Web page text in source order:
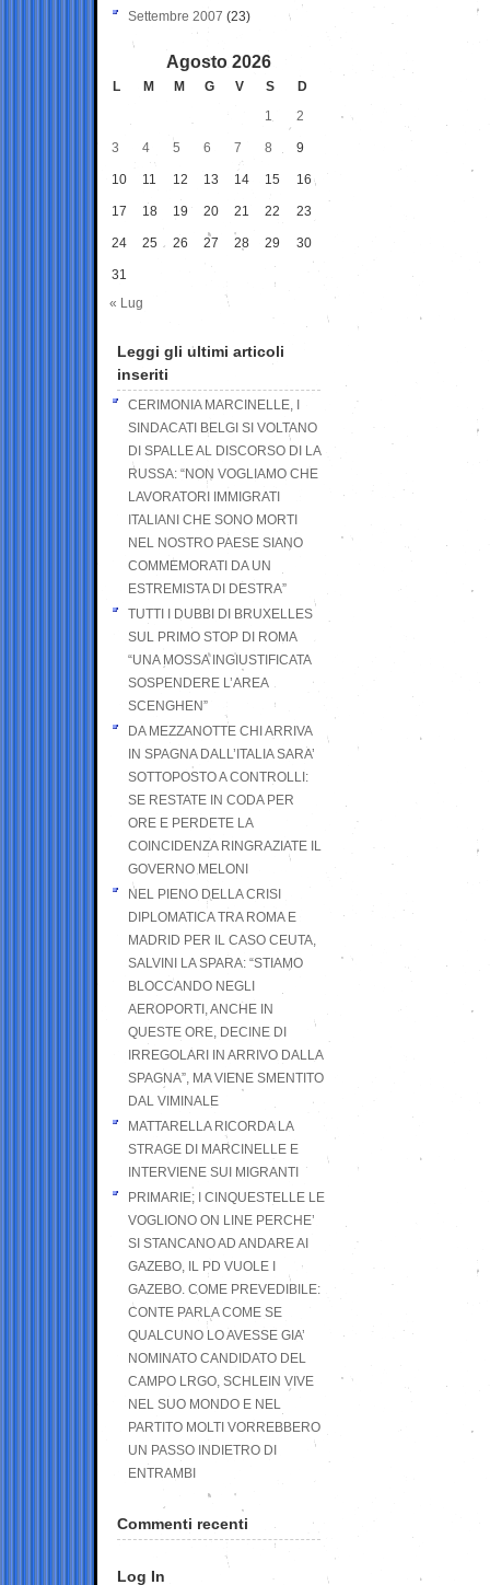
Settembre 2007 (23)
Agosto 2026
L M M G V S
D
1
2
3 4 5 6 7 8 9
10 11 12 13 14 15 16
17 18 19 20 21 22 23
24 25 26 27 28 29 30
31
« Lug
Leggi gli ultimi articoli
inseriti
CERIMONIA MARCINELLE, I
SINDACATI BELGI SI VOLTANO
DI SPALLE AL DISCORSO DI LA
RUSSA: “NON VOGLIAMO CHE
LAVORATORI IMMIGRATI
ITALIANI CHE SONO MORTI
NEL NOSTRO PAESE SIANO
COMMEMORATI DA UN
ESTREMISTA DI DESTRA”
TUTTI I DUBBI DI BRUXELLES
SUL PRIMO STOP DI ROMA
“UNA MOSSA INGIUSTIFICATA
SOSPENDERE L’AREA
SCENGHEN”
DA MEZZANOTTE CHI ARRIVA
IN SPAGNA DALL’ITALIA SARA’
SOTTOPOSTO A CONTROLLI:
SE RESTATE IN CODA PER
ORE E PERDETE LA
COINCIDENZA RINGRAZIATE IL
GOVERNO MELONI
NEL PIENO DELLA CRISI
DIPLOMATICA TRA ROMA E
MADRID PER IL CASO CEUTA,
SALVINI LA SPARA: “STIAMO
BLOCCANDO NEGLI
AEROPORTI, ANCHE IN
QUESTE ORE, DECINE DI
IRREGOLARI IN ARRIVO DALLA
SPAGNA”, MA VIENE SMENTITO
DAL VIMINALE
MATTARELLA RICORDA LA
STRAGE DI MARCINELLE E
INTERVIENE SUI MIGRANTI
PRIMARIE; I CINQUESTELLE LE
VOGLIONO ON LINE PERCHE’
SI STANCANO AD ANDARE AI
GAZEBO, IL PD VUOLE I
GAZEBO. COME PREVEDIBILE:
CONTE PARLA COME SE
QUALCUNO LO AVESSE GIA’
NOMINATO CANDIDATO DEL
CAMPO LRGO, SCHLEIN VIVE
NEL SUO MONDO E NEL
PARTITO MOLTI VORREBBERO
UN PASSO INDIETRO DI
ENTRAMBI
Commenti recenti
Log In